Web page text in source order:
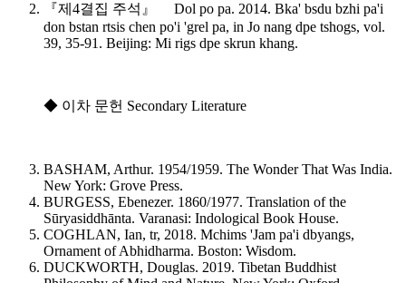
『제4결집 주석』 Dol po pa. 2014. Bka' bsdu bzhi pa'i
don bstan rtsis chen po'i 'grel pa, in Jo nang dpe tshogs, vol.
39, 35-91. Beijing: Mi rigs dpe skrun khang.
◆ 이차 문헌 Secondary Literature
BASHAM, Arthur. 1954/1959. The Wonder That Was India.
New York: Grove Press.
BURGESS, Ebenezer. 1860/1977. Translation of the
Sūryasiddhānta. Varanasi: Indological Book House.
COGHLAN, Ian, tr, 2018. Mchims 'Jam pa'i dbyangs,
Ornament of Abhidharma. Boston: Wisdom.
DUCKWORTH, Douglas. 2019. Tibetan Buddhist